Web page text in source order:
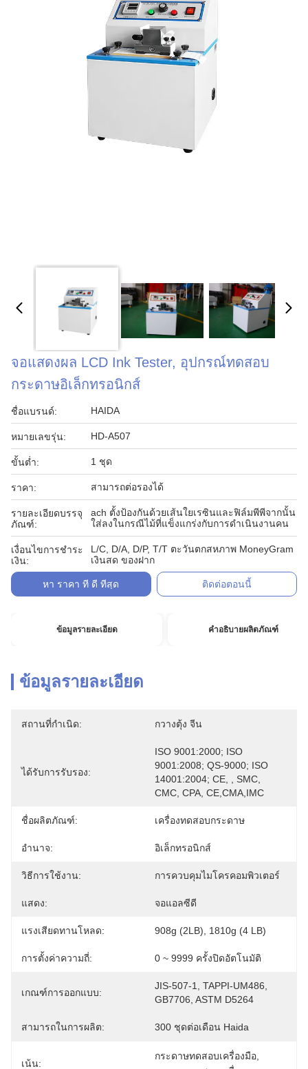
จอแสดงผล LCD Ink Tester, อุปกรณ์ทดสอบ
กระดาษอิเล็กทรอนิกส์
ชื่อแบรนด์: HAIDA
หมายเลขรุ่น: HD-A507
ขั้นต่ำ: 1 ชุด
ราคา: สามารถต่อรองได้
รายละเอียดบรรจุ
ภัณฑ์:
ach ตั้งป้องกันด้วยเส้นใยเรซินและฟิล์มพีพีจากนั้น
ใส่ลงในกรณีไม้ที่แข็งแกร่งกับการดำเนินงานคน
เงื่อนไขการชำระ
เงิน:
L/C, D/A, D/P, T/T ตะวันตกสหภาพ MoneyGram
เงินสด ของฝาก
หา ราคา ที่ ดี ที่สุด ติดต่อตอนนี้
ข้อมูลรายละเอียด คำอธิบายผลิตภัณฑ์
ข้อมูลรายละเอียด
สถานที่กำเนิด: กวางตุ้ง จีน
ได้รับการรับรอง:
ISO 9001:2000; ISO
9001:2008; QS-9000; ISO
14001:2004; CE, , SMC,
CMC, CPA, CE,CMA,IMC
ชื่อผลิตภัณฑ์: เครื่องทดสอบกระดาษ
อำนาจ: อิเล็กทรอนิกส์
วิธีการใช้งาน: การควบคุมไมโครคอมพิวเตอร์
แสดง: จอแอลซีดี
แรงเสียดทานโหลด: 908g (2LB), 1810g (4 LB)
การตั้งค่าความถี่: 0 ~ 9999 ครั้งปิดอัตโนมัติ
เกณฑ์การออกแบบ:
JIS-507-1, TAPPI-UM486,
GB7706, ASTM D5264
สามารถในการผลิต: 300 ชุดต่อเดือน Haida
เน้น:
กระดาษทดสอบเครื่องมือ